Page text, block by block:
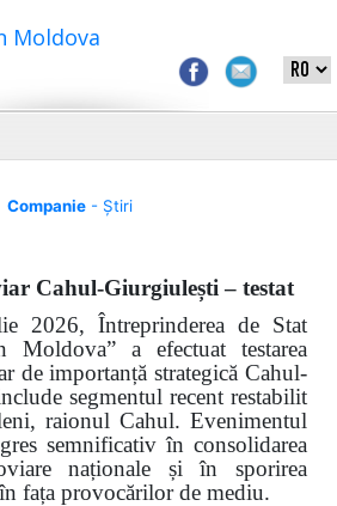
Moldova
Companie- Știri
Cahul-Giurgiulești – testat
2026, Întreprinderea de Stat
Moldova” a efectuat testarea
de importanță strategică Cahul-
segmentul recent restabilit
raionul Cahul. Evenimentul
semnificativ în consolidarea
naționale și în sporirea
fața provocărilor de mediu.